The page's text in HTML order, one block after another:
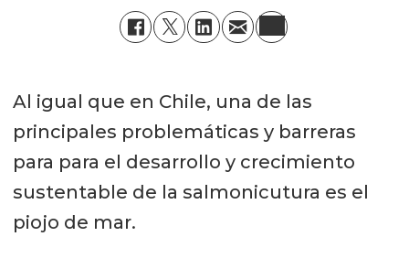
Al igual que en Chile, una de las
principales problemáticas y barreras
para para el desarrollo y crecimiento
sustentable de la salmonicutura es el
piojo de mar.